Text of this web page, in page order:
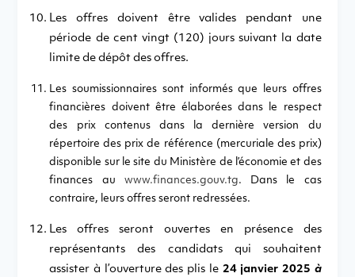
Les offres doivent être valides pendant une
période de cent vingt (120) jours suivant la date
limite de dépôt des offres.
Les soumissionnaires sont informés que leurs offres
financières doivent être élaborées dans le respect
des prix contenus dans la dernière version du
répertoire des prix de référence (mercuriale des prix)
disponible sur le site du Ministère de l’économie et des
finances au www.finances.gouv.tg. Dans le cas
contraire, leurs offres seront redressées.
Les offres seront ouvertes en présence des
représentants des candidats qui souhaitent
assister à l’ouverture des plis le 24 janvier 2025 à